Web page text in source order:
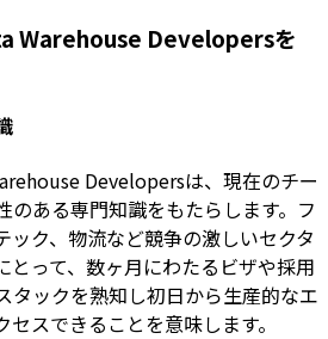
Warehouse Developersを
Developersは、現在のチー
のある専門知識をもたらします。フ
ック、物流など競争の激しいセクタ
とって、数ヶ月にわたるビザや採用
タックを熟知し初日から生産的なエ
スできることを意味します。